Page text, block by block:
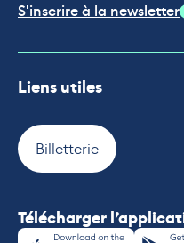
S'inscrire à la newsletter
Liens utiles
Billetterie
Télécharger